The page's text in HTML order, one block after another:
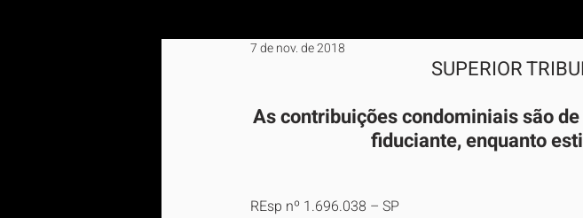
7 de nov. de 2018
SUPERIOR
As contribuições condominiais são
fiduciante, enquanto
REsp nº 1.696.038 – SP